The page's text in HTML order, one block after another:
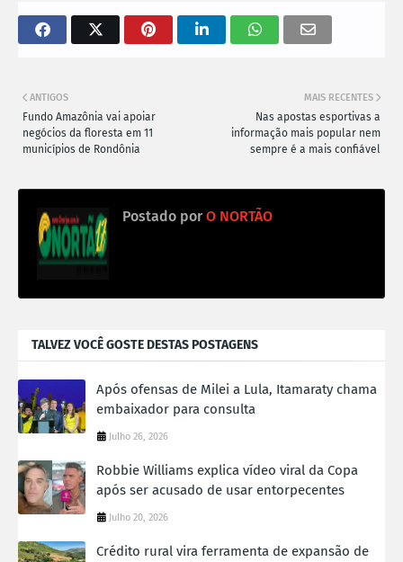
MAIS RECENTES
Nas apostas esportivas a
informação mais popular nem
sempre é a mais confiável
ANTIGOS
Fundo Amazônia vai apoiar
negócios da floresta em 11
municípios de Rondônia
Postado por O NORTÃO
TALVEZ VOCÊ GOSTE DESTAS POSTAGENS
Após ofensas de Milei a Lula, Itamaraty chama
embaixador para consulta
Julho 26, 2026
Robbie Williams explica vídeo viral da Copa
após ser acusado de usar entorpecentes
Julho 20, 2026
Crédito rural vira ferramenta de expansão de